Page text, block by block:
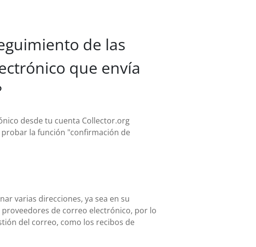
de las
que envía
desde tu cuenta Collector.org
la función "confirmación de
varias direcciones, ya sea en su
de correo electrónico, por lo
del correo, como los recibos de